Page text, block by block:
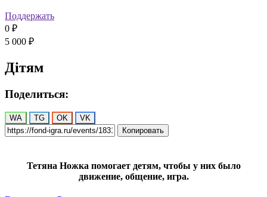
Поддержать
0 ₽
5 000 ₽
Дітям
Поделиться:
WA TG OK
VK
Копировать
Тетяна Ножка помогает детям, чтобы у них было
движение, общение, игра.